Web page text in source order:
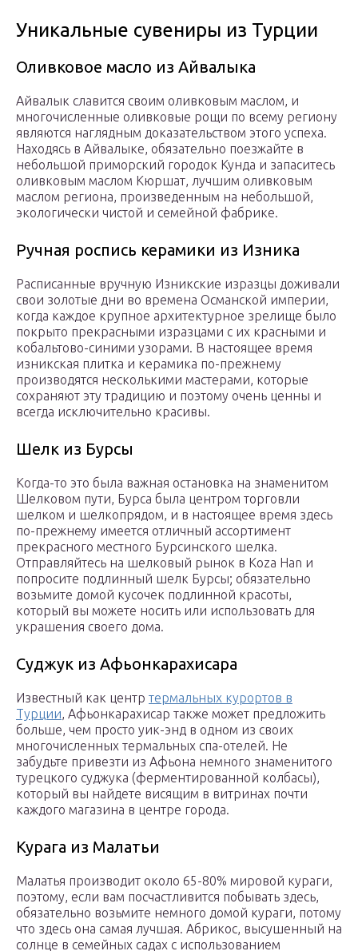
Уникальные сувениры из Турции
Оливковое масло из Айвалыка
Айвалык славится своим оливковым маслом, и
многочисленные оливковые рощи по всему региону
являются наглядным доказательством этого успеха.
Находясь в Айвалыке, обязательно поезжайте в
небольшой приморский городок Кунда и запаситесь
оливковым маслом Кюршат, лучшим оливковым
маслом региона, произведенным на небольшой,
экологически чистой и семейной фабрике.
Ручная роспись керамики из Изника
Расписанные вручную Изникские изразцы доживали
свои золотые дни во времена Османской империи,
когда каждое крупное архитектурное зрелище было
покрыто прекрасными изразцами с их красными и
кобальтово-синими узорами. В настоящее время
изникская плитка и керамика по-прежнему
производятся несколькими мастерами, которые
сохраняют эту традицию и поэтому очень ценны и
всегда исключительно красивы.
Шелк из Бурсы
Когда-то это была важная остановка на знаменитом
Шелковом пути, Бурса была центром торговли
шелком и шелкопрядом, и в настоящее время здесь
по-прежнему имеется отличный ассортимент
прекрасного местного Бурсинского шелка.
Отправляйтесь на шелковый рынок в Koza Han и
попросите подлинный шелк Бурсы; обязательно
возьмите домой кусочек подлинной красоты,
который вы можете носить или использовать для
украшения своего дома.
Суджук из Афьонкарахисара
Известный как центр термальных курортов в
Турции, Афьонкарахисар также может предложить
больше, чем просто уик-энд в одном из своих
многочисленных термальных спа-отелей. Не
забудьте привезти из Афьона немного знаменитого
турецкого суджука (ферментированной колбасы),
который вы найдете висящим в витринах почти
каждого магазина в центре города.
Курага из Малатьи
Малатья производит около 65-80% мировой кураги,
поэтому, если вам посчастливится побывать здесь,
обязательно возьмите немного домой кураги, потому
что здесь она самая лучшая. Абрикос, высушенный на
солнце в семейных садах с использованием